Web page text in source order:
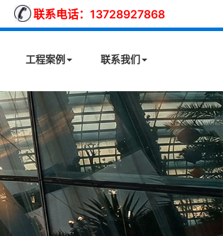
联系电话：13728927868
工程案例 联系我们